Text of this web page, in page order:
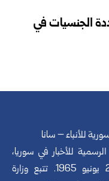
الجنسيات في
للأنباء – سانا
للأخبار في سوريا،
تأسست في 24 يونيو 1965. تتبع وزارة